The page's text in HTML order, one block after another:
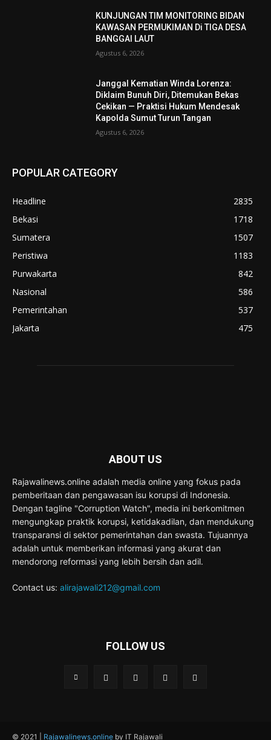
KUNJUNGAN TIM MONITORING BIDAN
KAWASAN PERMUKIMAN Di TIGA DESA
BANGGAI LAUT
Agustus 6, 2026
Janggal Kematian Winda Lorenza:
Diklaim Bunuh Diri, Ditemukan Bekas
Cekikan — Praktisi Hukum Mendesak
Kapolda Sumut Turun Tangan
Agustus 6, 2026
POPULAR CATEGORY
Headline
2835
Bekasi
1718
Sumatera
1507
Peristiwa
1183
Purwakarta
842
Nasional
586
Pemerintahan
537
Jakarta
475
ABOUT US
Rajawalinews.online adalah media online yang fokus pada
pemberitaan dan pengawasan isu korupsi di Indonesia.
Dengan tagline "Corruption Watch", media ini berkomitmen
mengungkap praktik korupsi, ketidakadilan, dan mendukung
transparansi di sektor pemerintahan dan swasta. Tujuannya
adalah untuk memberikan informasi yang akurat dan
mendorong reformasi yang lebih bersih dan adil.
Contact us: alirajawali212@gmail.com
FOLLOW US
© 2021 | Rajawalinews.online by IT Rajawali